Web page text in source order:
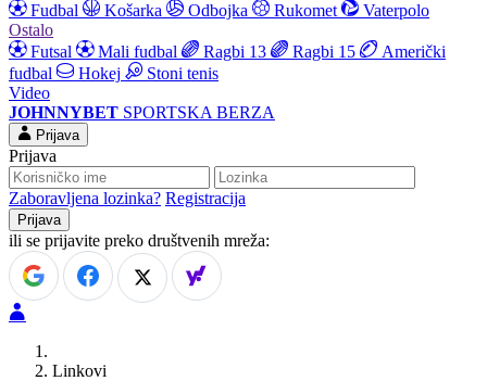
Fudbal
Košarka Odbojka Rukomet
Vaterpolo
Ostalo
Futsal
Mali fudbal Ragbi 13 Ragbi 15
Američki
fudbal
Hokej
Stoni tenis
Video
JOHNNYBET SPORTSKA BERZA
Prijava
Prijava
Zaboravljena lozinka? Registracija
ili se prijavite preko društvenih mreža:
Linkovi